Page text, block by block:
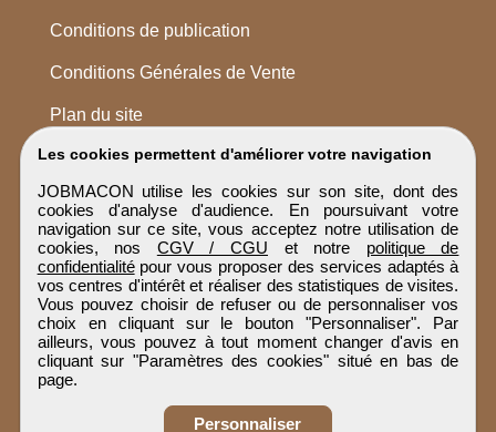
Les cookies permettent d'améliorer votre navigation
JOBMACON utilise les cookies sur son site, dont des
cookies d'analyse d'audience. En poursuivant votre
navigation sur ce site, vous acceptez notre utilisation de
cookies, nos CGV / CGU et notre politique de
confidentialitépour vous proposer des services adaptés à
vos centres d'intérêt et réaliser des statistiques de visites.
Vous pouvez choisir de refuser ou de personnaliser vos
choix en cliquant sur le bouton "Personnaliser". Par
ailleurs, vous pouvez à tout moment changer d'avis en
cliquant sur "Paramètres des cookies" situé en bas de
page.
Personnaliser
Conditions de publication
Conditions Générales de Vente
Plan du site